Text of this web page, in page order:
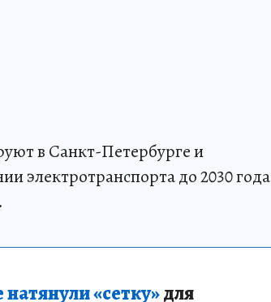
в Санкт-Петербурге и
электротранспорта до 2030 года
«сетку»для